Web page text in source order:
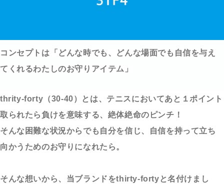
コンセプトは「どんな時でも、どんな場面でも自信を与え
てくれるわたしのお守りアイテム」
thrity-forty（30-40）とは、テニスにおいてあと１ポイント
取られたら負けを意味する、 絶体絶命のピンチ！
そんな困難な状況からでも自分を信じ、自信を持って立ち
向かうためのお守りになれたら。
そんな想いから、当ブランドをthirty-fortyと名付けまし